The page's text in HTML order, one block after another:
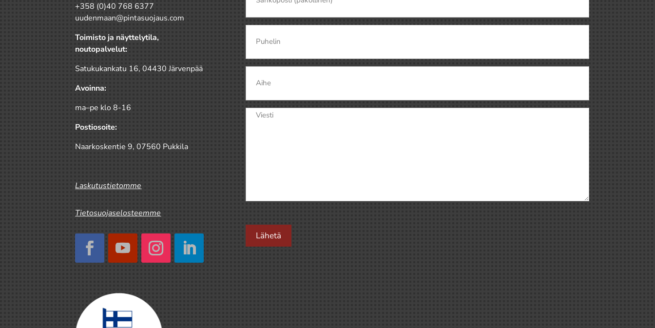
+358 (0)40 768 6377
uudenmaan@pintasuojaus.com
Toimisto ja näyttelytila,
noutopalvelut:
Satukukankatu 16, 04430 Järvenpää
Avoinna:
ma–pe klo 8-16
Postiosoite:
Naarkoskentie 9, 07560 Pukkila
Laskutustietomme
Tietosuojaselosteemme
Viesti(Pakollinen)
Lähetä